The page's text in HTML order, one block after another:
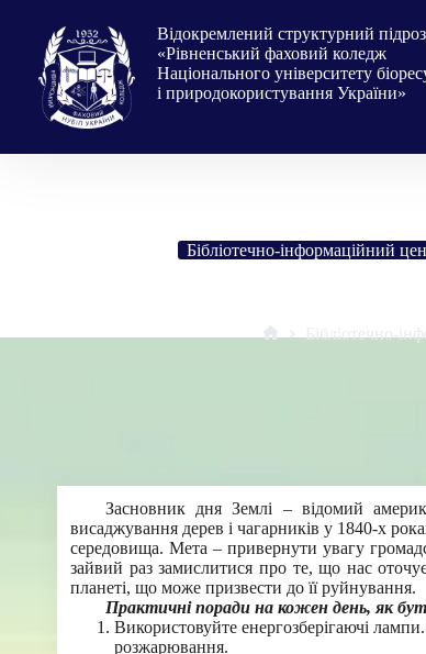
вмісту
Відокремлений структурний
«Рівненський фаховий коледж
Національного університету
і природокористування України»
Бібліотечно-інформаційний
Бібліотечно-
Засновник дня Землі – відомий
висаджування дерев і чагарників у 1840-х
середовища. Мета – привернути увагу
зайвий раз замислитися про те, що нас
планеті, що може призвести до її руйнування.
Практичні поради на кожен день, як
Використовуйте енергозберігаючі
розжарювання.